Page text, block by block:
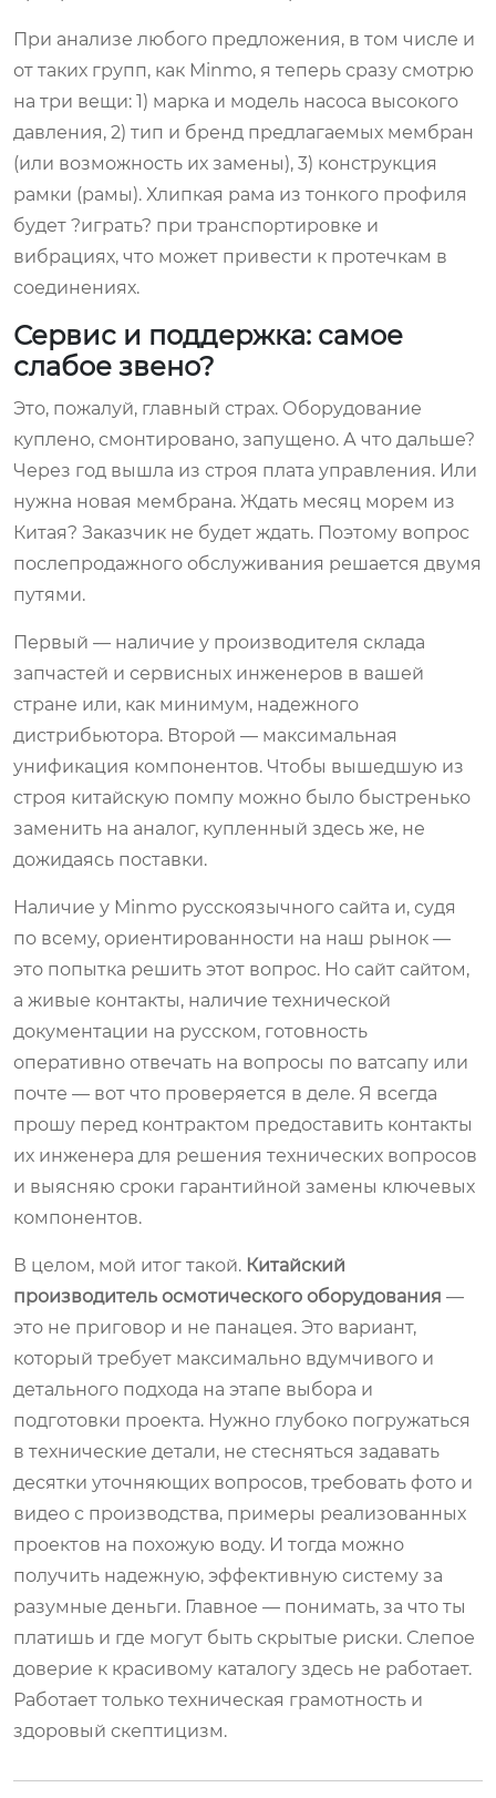
При анализе любого предложения, в том числе и
от таких групп, как Minmo, я теперь сразу смотрю
на три вещи: 1) марка и модель насоса высокого
давления, 2) тип и бренд предлагаемых мембран
(или возможность их замены), 3) конструкция
рамки (рамы). Хлипкая рама из тонкого профиля
будет ?играть? при транспортировке и
вибрациях, что может привести к протечкам в
соединениях.
Сервис и поддержка: самое
слабое звено?
Это, пожалуй, главный страх. Оборудование
куплено, смонтировано, запущено. А что дальше?
Через год вышла из строя плата управления. Или
нужна новая мембрана. Ждать месяц морем из
Китая? Заказчик не будет ждать. Поэтому вопрос
послепродажного обслуживания решается двумя
путями.
Первый — наличие у производителя склада
запчастей и сервисных инженеров в вашей
стране или, как минимум, надежного
дистрибьютора. Второй — максимальная
унификация компонентов. Чтобы вышедшую из
строя китайскую помпу можно было быстренько
заменить на аналог, купленный здесь же, не
дожидаясь поставки.
Наличие у Minmo русскоязычного сайта и, судя
по всему, ориентированности на наш рынок —
это попытка решить этот вопрос. Но сайт сайтом,
а живые контакты, наличие технической
документации на русском, готовность
оперативно отвечать на вопросы по ватсапу или
почте — вот что проверяется в деле. Я всегда
прошу перед контрактом предоставить контакты
их инженера для решения технических вопросов
и выясняю сроки гарантийной замены ключевых
компонентов.
В целом, мой итог такой. Китайский
производитель осмотического оборудования —
это не приговор и не панацея. Это вариант,
который требует максимально вдумчивого и
детального подхода на этапе выбора и
подготовки проекта. Нужно глубоко погружаться
в технические детали, не стесняться задавать
десятки уточняющих вопросов, требовать фото и
видео с производства, примеры реализованных
проектов на похожую воду. И тогда можно
получить надежную, эффективную систему за
разумные деньги. Главное — понимать, за что ты
платишь и где могут быть скрытые риски. Слепое
доверие к красивому каталогу здесь не работает.
Работает только техническая грамотность и
здоровый скептицизм.